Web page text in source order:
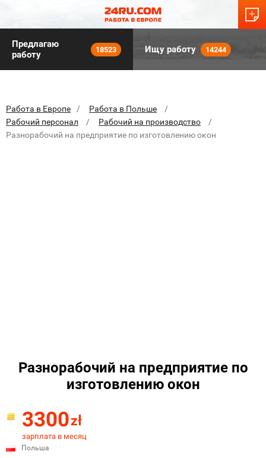
Предлагаю
работу
18523 Ищу работу 14244
Работа в Европе
Работа в Польше
Рабочий персонал
Рабочий на производство
Разнорабочий на предприятие по изготовлению окон
Разнорабочий на предприятие по
изготовлению окон
3300zł
зарплата в месяц
Польша